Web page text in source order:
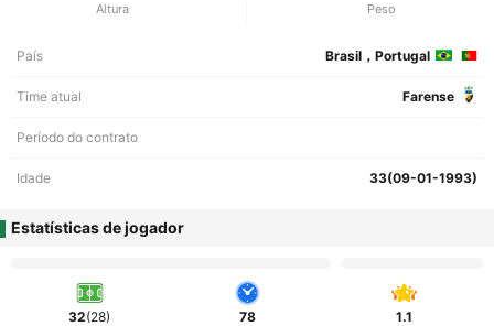
Altura Peso
País Brasil，Portugal
Time atual Farense
Período do contrato
Idade 33(09-01-1993)
Estatísticas de jogador
32(28) 78 1.1